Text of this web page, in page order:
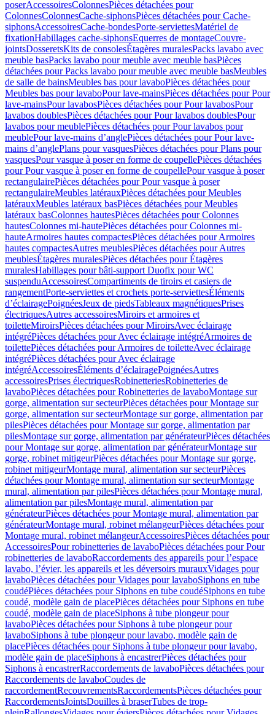
poserAccessoiresColonnesPièces détachées pour
ColonnesColonnesCache-siphonsPièces détachées pour Cache-
siphonsAccessoiresCache-bondesPorte-serviettesMatériel de
fixationHabillages cache-siphonsEquerres de montageCouvre-
jointsDosseretsKits de consolesÉtagères muralesPacks lavabo avec
meuble basPacks lavabo pour meuble avec meuble basPièces
détachées pour Packs lavabo pour meuble avec meuble basMeubles
de salle de bainsMeubles bas pour lavaboPièces détachées pour
Meubles bas pour lavaboPour lave-mainsPièces détachées pour Pour
lave-mainsPour lavabosPièces détachées pour Pour lavabosPour
lavabos doublesPièces détachées pour Pour lavabos doublesPour
lavabos pour meublePièces détachées pour Pour lavabos pour
meublePour lave-mains d’anglePièces détachées pour Pour lave-
mains d’anglePlans pour vasquesPièces détachées pour Plans pour
vasquesPour vasque à poser en forme de coupellePièces détachées
pour Pour vasque à poser en forme de coupellePour vasque à poser
rectangulairePièces détachées pour Pour vasque à poser
rectangulaireMeubles latérauxPièces détachées pour Meubles
latérauxMeubles latéraux basPièces détachées pour Meubles
latéraux basColonnes hautesPièces détachées pour Colonnes
hautesColonnes mi-hautePièces détachées pour Colonnes mi-
hauteArmoires hautes compactesPièces détachées pour Armoires
hautes compactesAutres meublesPièces détachées pour Autres
meublesÉtagères muralesPièces détachées pour Étagères
muralesHabillages pour bâti-support Duofix pour WC
suspenduAccessoiresCompartiments de tiroirs et casiers de
rangementPorte-serviettes et crochets porte-serviettesÉléments
d’éclairagePoignéesJeux de piedsTableaux magnétiquesPrises
électriquesAutres accessoiresMiroirs et armoires et
toiletteMiroirsPièces détachées pour MiroirsAvec éclairage
intégréPièces détachées pour Avec éclairage intégréArmoires de
toilettePièces détachées pour Armoires de toiletteAvec éclairage
intégréPièces détachées pour Avec éclairage
intégréAccessoiresÉléments d’éclairagePoignéesAutres
accessoiresPrises électriquesRobinetteriesRobinetteries de
lavaboPièces détachées pour Robinetteries de lavaboMontage sur
gorge, alimentation sur secteurPièces détachées pour Montage sur
gorge, alimentation sur secteurMontage sur gorge, alimentation par
pilesPièces détachées pour Montage sur gorge, alimentation par
pilesMontage sur gorge, alimentation par générateurPièces détachées
pour Montage sur gorge, alimentation par générateurMontage sur
gorge, robinet mitigeurPièces détachées pour Montage sur gorge,
robinet mitigeurMontage mural, alimentation sur secteurPièces
détachées pour Montage mural, alimentation sur secteurMontage
mural, alimentation par pilesPièces détachées pour Montage mural,
alimentation par pilesMontage mural, alimentation par
générateurPièces détachées pour Montage mural, alimentation par
générateurMontage mural, robinet mélangeurPièces détachées pour
Montage mural, robinet mélangeurAccessoiresPièces détachées pour
AccessoiresPour robinetteries de lavaboPièces détachées pour Pour
robinetteries de lavaboRaccordements des appareils pour l’espace
lavabo, l’évier, les appareils et les déversoirs murauxVidages pour
lavaboPièces détachées pour Vidages pour lavaboSiphons en tube
coudéPièces détachées pour Siphons en tube coudéSiphons en tube
coudé, modèle gain de placePièces détachées pour Siphons en tube
coudé, modèle gain de placeSiphons à tube plongeur pour
lavaboPièces détachées pour Siphons à tube plongeur pour
lavaboSiphons à tube plongeur pour lavabo, modèle gain de
placePièces détachées pour Siphons à tube plongeur pour lavabo,
modèle gain de placeSiphons à encastrerPièces détachées pour
Siphons à encastrerRaccordements de lavaboPièces détachées pour
Raccordements de lavaboCoudes de
raccordementRecouvrementsRaccordementsPièces détachées pour
RaccordementsJointsDouilles à braserTubes de trop-